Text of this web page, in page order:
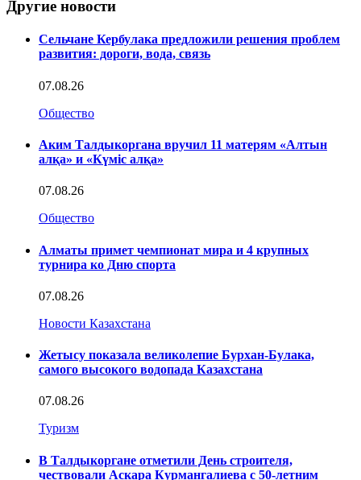
Другие новости
Сельчане Кербулака предложили решения проблем
развития: дороги, вода, связь
07.08.26
Общество
Аким Талдыкоргана вручил 11 матерям «Алтын
алқа» и «Күміс алқа»
07.08.26
Общество
Алматы примет чемпионат мира и 4 крупных
турнира ко Дню спорта
07.08.26
Новости Казахстана
Жетысу показала великолепие Бурхан-Булака,
самого высокого водопада Казахстана
07.08.26
Туризм
В Талдыкоргане отметили День строителя,
чествовали Аскара Курмангалиева с 50-летним